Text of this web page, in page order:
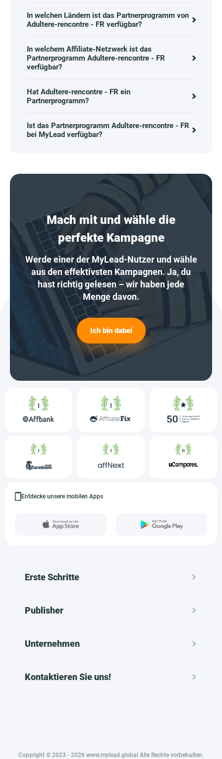
In welchen Ländern ist das Partnerprogramm von
Adultere-rencontre - FR verfügbar?
In welchem Affiliate-Netzwerk ist das
Partnerprogramm Adultere-rencontre - FR
verfügbar?
Hat Adultere-rencontre - FR ein
Partnerprogramm?
Ist das Partnerprogramm Adultere-rencontre - FR
bei MyLead verfügbar?
Mach mit und wähle die
perfekte Kampagne
Werde einer der MyLead-Nutzer und wähle
aus den effektivsten Kampagnen. Ja, du
hast richtig gelesen – wir haben jede
Menge davon.
Ich bin dabei
Entdecke unsere mobilen Apps
Erste Schritte
Publisher
Unternehmen
Kontaktieren Sie uns!
Copyright © 2023 - 2026 www.mylead.global Alle Rechte vorbehalten.